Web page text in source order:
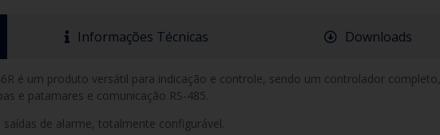
Informações Técnicas Downloads
é um produto versátil para indicação e controle, sendo um controlador completo,
e patamares e comunicação RS-485.
de alarme, totalmente configurável.